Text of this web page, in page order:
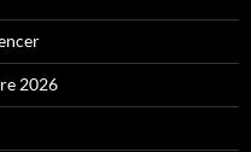
2026